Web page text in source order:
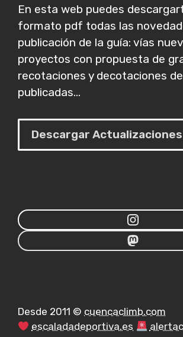
En esta web puedes
formato pdf todas las
publicación de la guía: vías
proyectos con propuesta de
recotaciones y decotaciones
publicadas...
Descargar Actualizaciones
Desde 2011 © cuencaclimb.com
escaladadeportiva.es